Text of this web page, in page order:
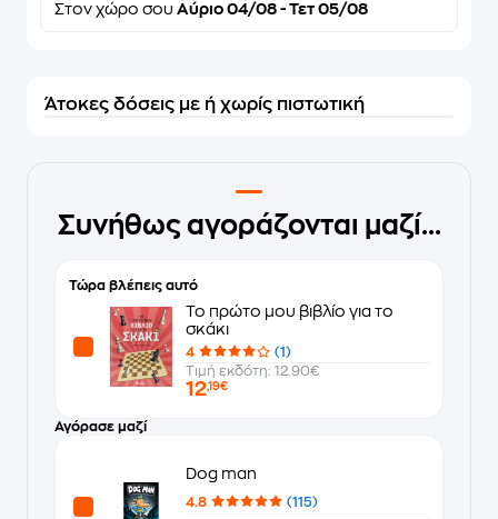
Στον χώρο σου Αύριο 04/08 - Τετ 05/08
Άτοκες δόσεις με ή χωρίς πιστωτική
Συνήθως αγοράζονται μαζί...
Τώρα βλέπεις αυτό
Το πρώτο μου βιβλίο για το
σκάκι
4
(1)
Τιμή εκδότη: 12.90€
12,19€
Αγόρασε μαζί
Dog man
4.8
(115)